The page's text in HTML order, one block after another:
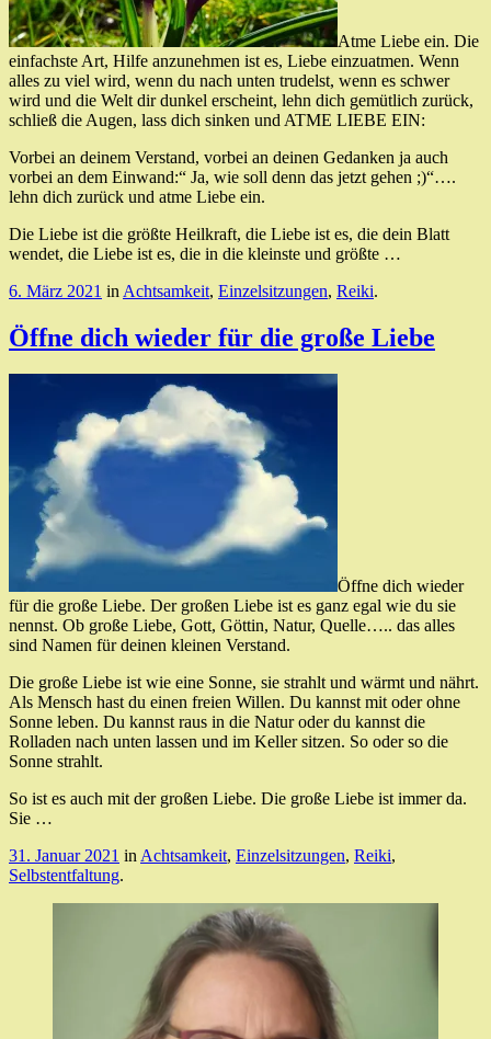
Atme Liebe ein. Die
einfachste Art, Hilfe anzunehmen ist es, Liebe einzuatmen. Wenn
alles zu viel wird, wenn du nach unten trudelst, wenn es schwer
wird und die Welt dir dunkel erscheint, lehn dich gemütlich zurück,
schließ die Augen, lass dich sinken und ATME LIEBE EIN:
Vorbei an deinem Verstand, vorbei an deinen Gedanken ja auch
vorbei an dem Einwand:“ Ja, wie soll denn das jetzt gehen ;)“….
lehn dich zurück und atme Liebe ein.
Die Liebe ist die größte Heilkraft, die Liebe ist es, die dein Blatt
wendet, die Liebe ist es, die in die kleinste und größte …
6. März 2021 in Achtsamkeit, Einzelsitzungen, Reiki.
Öffne dich wieder für die große Liebe
Öffne dich wieder
für die große Liebe. Der großen Liebe ist es ganz egal wie du sie
nennst. Ob große Liebe, Gott, Göttin, Natur, Quelle….. das alles
sind Namen für deinen kleinen Verstand.
Die große Liebe ist wie eine Sonne, sie strahlt und wärmt und nährt.
Als Mensch hast du einen freien Willen. Du kannst mit oder ohne
Sonne leben. Du kannst raus in die Natur oder du kannst die
Rolladen nach unten lassen und im Keller sitzen. So oder so die
Sonne strahlt.
So ist es auch mit der großen Liebe. Die große Liebe ist immer da.
Sie …
31. Januar 2021 inAchtsamkeit, Einzelsitzungen, Reiki,
Selbstentfaltung.